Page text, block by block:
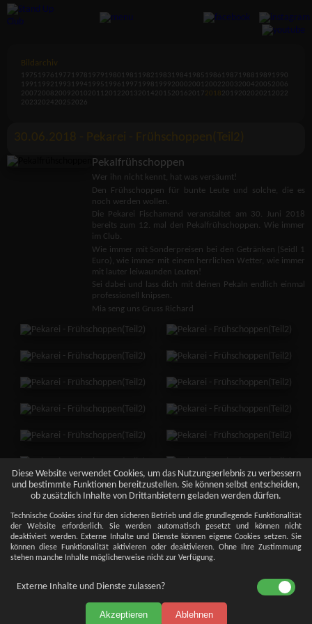
Bildarchiv
1975 1976 1977 1978 1979 1980 1981 1982 1983 1984 1985 1986 1987 1988 1989 1990
1991
1992 1993 1994 1995 1996 1997 1998 19992000 2001 20022003 2004 20052006
20072008 20092010 2011 20122013 2014 2015201620172018 20192020 2021 2022
2023 2024 20252026
30.06.2018 - Pekarei - Frühschoppen(Teil2)
Pekalfrühschoppen
Wer ihn nicht kennt, hat was versäumt!
Den Frühschoppen für bunte Leute und solche, die es
noch werden wollen.
Die Pekarei Fischamend veranstaltet am 30. Juni 2018
bereits zum 12. mal den Pekalfrühschoppen. Wie immer
im Club.
Wie immer mit Sonderpreisen bei den Getränken (Seidl 1
Euro), wie immer mit einem herrlichen Wetter, wie immer
mit lauter leiwaunden Leuten!
Sei dabei und lass dich mit deinen Pekaln endlich einmal
professionell knipsen.
Mia seng uns Gruss Richard
Diese Website verwendet Cookies, um das Nutzungserlebnis zu verbessern
und bestimmte Funktionen bereitzustellen. Sie können selbst entscheiden,
ob zusätzlich Inhalte von Drittanbietern geladen werden dürfen.
Technische Cookies sind für den sicheren Betrieb und die grundlegende Funktionalität
der Website erforderlich. Sie werden automatisch gesetzt und können nicht
deaktiviert werden. Externe Inhalte und Dienste können eigene Cookies setzen. Sie
können diese Funktionalität aktivieren oder deaktivieren. Ohne Ihre Zustimmung
stehen manche Inhalte möglicherweise nicht zur Verfügung.
Externe Inhalte und Dienste zulassen?
Akzeptieren Ablehnen